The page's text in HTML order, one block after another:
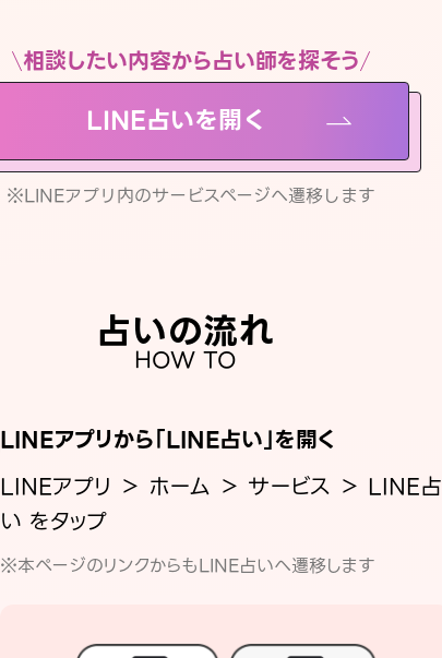
相談したい内容から占い師を探そう
LINE占いを開く
※LINEアプリ内のサービスページへ遷移します
占いの流れ
HOW TO
LINEアプリから「LINE占い」を開く
LINEアプリ ＞ ホーム ＞ サービス ＞ LINE占
い をタップ
※本ページのリンクからもLINE占いへ遷移します